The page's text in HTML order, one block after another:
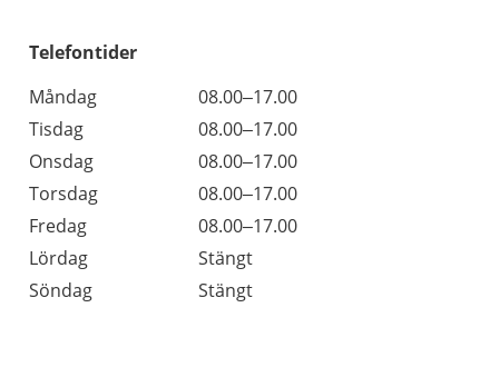
Telefontider
Måndag
08.00–17.00
Tisdag
08.00–17.00
Onsdag
08.00–17.00
Torsdag
08.00–17.00
Fredag
08.00–17.00
Lördag
Stängt
Söndag
Stängt